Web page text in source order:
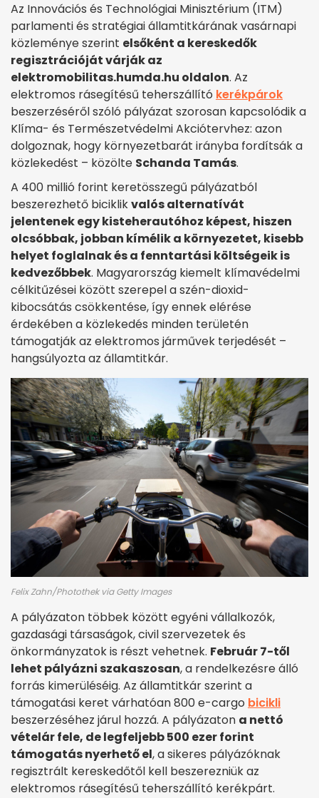
Az Innovációs és Technológiai Minisztérium (ITM)
parlamenti és stratégiai államtitkárának vasárnapi
közleménye szerint elsőként a kereskedők
regisztrációját várják az
elektromobilitas.humda.hu oldalon. Az
elektromos rásegítésű teherszállító kerékpárok
beszerzéséről szóló pályázat szorosan kapcsolódik a
Klíma- és Természetvédelmi Akciótervhez: azon
dolgoznak, hogy környezetbarát irányba fordítsák a
közlekedést – közölte Schanda Tamás.
A 400 millió forint keretösszegű pályázatból
beszerezhető biciklikvalós alternatívát
jelentenek egy kisteherautóhoz képest, hiszen
olcsóbbak, jobban kímélik a környezetet, kisebb
helyet foglalnak és a fenntartási költségeik is
kedvezőbbek. Magyarország kiemelt klímavédelmi
célkitűzései között szerepel a szén-dioxid-
kibocsátás csökkentése, így ennek elérése
érdekében a közlekedés minden területén
támogatják az elektromos járművek terjedését –
hangsúlyozta az államtitkár.
Felix Zahn/Photothek via Getty Images
A pályázaton többek között egyéni vállalkozók,
gazdasági társaságok, civil szervezetek és
önkormányzatok is részt vehetnek. Február 7-től
lehet pályázni szakaszosan, a rendelkezésre álló
forrás kimerüléséig. Az államtitkár szerint a
támogatási keret várhatóan 800 e-cargo bicikli
beszerzéséhez járul hozzá. A pályázaton a nettó
vételár fele, de legfeljebb 500 ezer forint
támogatás nyerhető el, a sikeres pályázóknak
regisztrált kereskedőtől kell beszerezniük az
elektromos rásegítésű teherszállító kerékpárt.